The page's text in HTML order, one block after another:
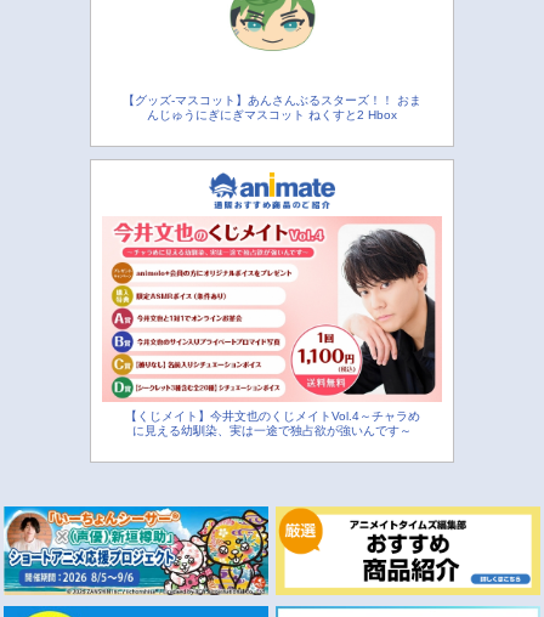
【グッズ-マスコット】あんさんぶるスターズ！！ おま
んじゅうにぎにぎマスコット ねくすと2 Hbox
【くじメイト】今井文也のくじメイトVol.4～チャラめ
に見える幼馴染、実は一途で独占欲が強いんです～